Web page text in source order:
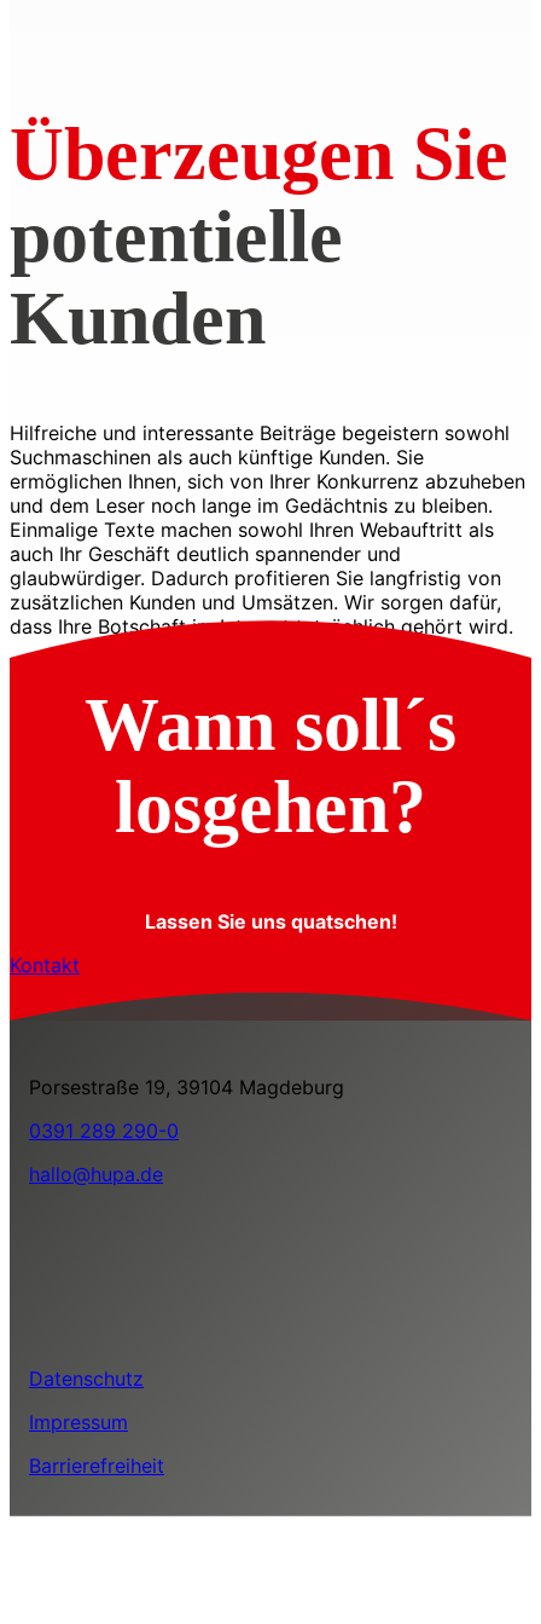
Überzeugen Sie
potentielle
Kunden
Hilfreiche und interessante Beiträge begeistern sowohl
Suchmaschinen als auch künftige Kunden. Sie
ermöglichen Ihnen, sich von Ihrer Konkurrenz abzuheben
und dem Leser noch lange im Gedächtnis zu bleiben.
Einmalige Texte machen sowohl Ihren Webauftritt als
auch Ihr Geschäft deutlich spannender und
glaubwürdiger. Dadurch profitieren Sie langfristig von
zusätzlichen Kunden und Umsätzen. Wir sorgen dafür,
dass Ihre Botschaft im Internet tatsächlich gehört wird.
Wann soll´s
losgehen?
Lassen Sie uns quatschen!
Kontakt
Porsestraße 19, 39104 Magdeburg
0391 289 290-0
hallo@hupa.de
Datenschutz
Impressum
Barrierefreiheit